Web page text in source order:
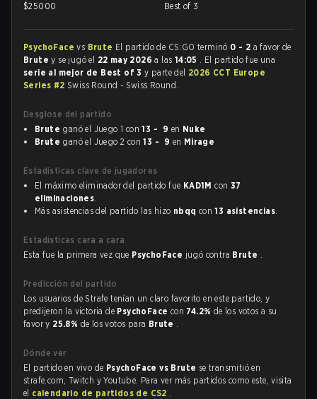
$25000
Best of 3
PsychoFacevs Brute El partido de CS:GO terminó 0 - 2 a favor de
Brutey se jugó el 22 may 2026a las 14:05 . El partido fue una
serie al mejor de Best of 3y parte del 2026 CCT Europe
Series #2 Swiss Round - Swiss Round.
Desglose del partido
Brute ganó el Juego 1 con13 - 9 en Nuke
Brute ganó el Juego 2 con13 - 9 en Mirage
Estadísticas clave de jugadores
El máximo eliminador del partido fue KAD1M con 37
eliminaciones.
Más asistencias del partido las hizo nbqq con13 asistencias.
Estadísticas cara a cara
Esta fue la primera vez que PsychoFace jugó contra Brute .
Predicción del partido
Los usuarios de Strafe tenían un claro favorito en este partido, y
predijeron la victoria de PsychoFace con 74.2% de los votos a su
favor y 25.8% de los votos para Brute .
Dónde ver
El partido en vivo de PsychoFace vs Brute se transmitió en
strafe.com, Twitch y Youtube. Para ver más partidos como este, visita
el calendario de partidos de CS2 .